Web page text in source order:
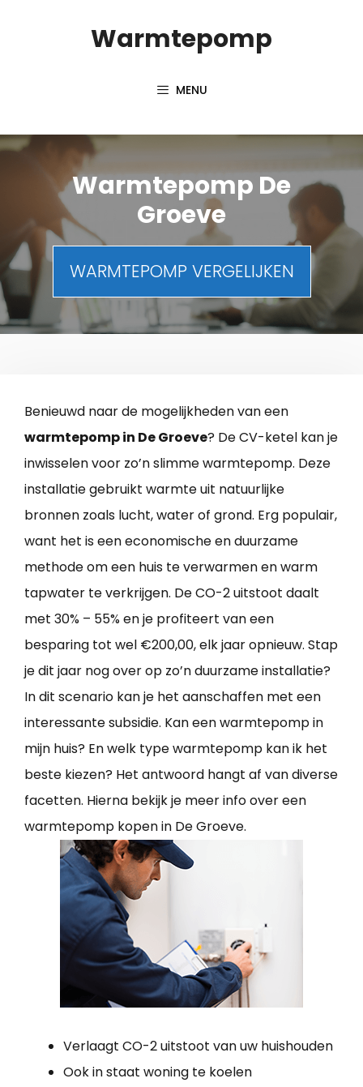
Warmtepomp
MENU
Warmtepomp De
Groeve
WARMTEPOMP VERGELIJKEN
Benieuwd naar de mogelijkheden van een
warmtepomp in De Groeve? De CV-ketel kan je
inwisselen voor zo’n slimme warmtepomp. Deze
installatie gebruikt warmte uit natuurlijke
bronnen zoals lucht, water of grond. Erg populair,
want het is een economische en duurzame
methode om een huis te verwarmen en warm
tapwater te verkrijgen. De CO-2 uitstoot daalt
met 30% – 55% en je profiteert van een
besparing tot wel €200,00, elk jaar opnieuw. Stap
je dit jaar nog over op zo’n duurzame installatie?
In dit scenario kan je het aanschaffen met een
interessante subsidie. Kan een warmtepomp in
mijn huis? En welk type warmtepomp kan ik het
beste kiezen? Het antwoord hangt af van diverse
facetten. Hierna bekijk je meer info over een
warmtepomp kopen in De Groeve.
Verlaagt CO-2 uitstoot van uw huishouden
Ook in staat woning te koelen